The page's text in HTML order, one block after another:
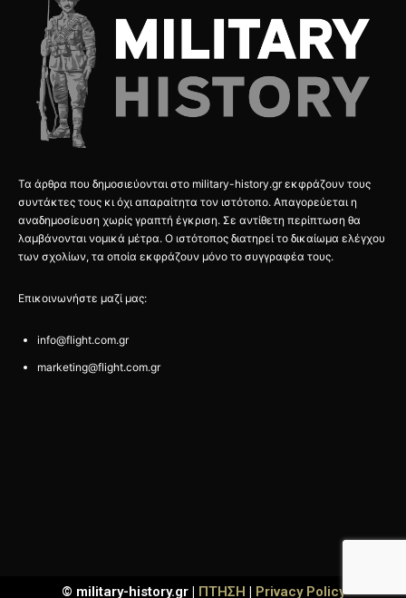
Τα άρθρα που δημοσιεύονται στο military-history.gr εκφράζουν τους
συντάκτες τους κι όχι απαραίτητα τον ιστότοπο. Απαγορεύεται η
αναδημοσίευση χωρίς γραπτή έγκριση. Σε αντίθετη περίπτωση θα
λαμβάνονται νομικά μέτρα. Ο ιστότοπος διατηρεί το δικαίωμα ελέγχου
των σχολίων, τα οποία εκφράζουν μόνο το συγγραφέα τους.
Επικοινωνήστε μαζί μας:
info@flight.com.gr
marketing@flight.com.gr
© military-history.gr | ΠΤΗΣΗ | Privacy Policy